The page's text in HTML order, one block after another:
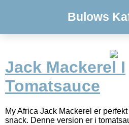
Bulows
Jack Mackerel I
Tomatsauce
My Africa Jack Mackerel er
snack. Denne version er i